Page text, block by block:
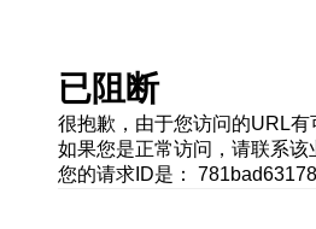
已阻断
很抱歉，由于您访问的URL
如果您是正常访问，请联系
您的请求ID是：